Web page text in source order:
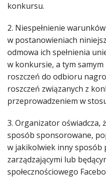
konkursu.
2. Niespełnienie
w postanowieniach
odmowa ich spełnienia
w konkursie, a tym samym
roszczeń do odbioru
roszczeń związanych z
przeprowadzeniem w
3. Organizator oświadcza,
sposób sponsorowane,
w jakikolwiek inny sposób
zarządzającymi lub
społecznościowego